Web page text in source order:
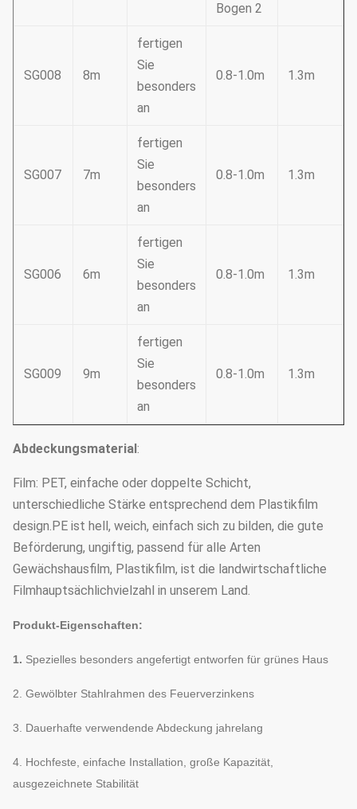
Bogen 2
SG008 8m
fertigen
Sie
besonders
an
0.8-1.0m 1.3m
SG007 7m
fertigen
Sie
besonders
an
0.8-1.0m 1.3m
SG006 6m
fertigen
Sie
besonders
an
0.8-1.0m 1.3m
SG009 9m
fertigen
Sie
besonders
an
0.8-1.0m 1.3m
Abdeckungsmaterial:
Film: PET, einfache oder doppelte Schicht,
unterschiedliche Stärke entsprechend dem Plastikfilm
design.PE ist hell, weich, einfach sich zu bilden, die gute
Beförderung, ungiftig, passend für alle Arten
Gewächshausfilm, Plastikfilm, ist die landwirtschaftliche
Filmhauptsächlichvielzahl in unserem Land.
Produkt-Eigenschaften:
1. Spezielles besonders angefertigt entworfen für grünes Haus
2. Gewölbter Stahlrahmen des Feuerverzinkens
3. Dauerhafte verwendende Abdeckung jahrelang
4. Hochfeste, einfache Installation, große Kapazität,
ausgezeichnete Stabilität